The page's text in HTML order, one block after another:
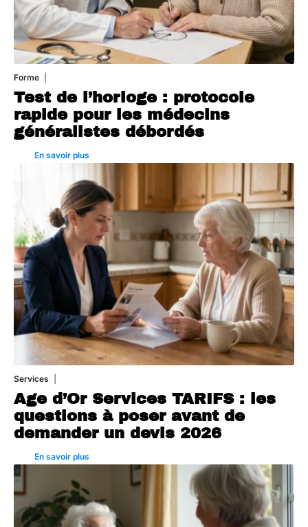
Forme
Test de l’horloge : protocole
rapide pour les médecins
généralistes débordés
En savoir plus
Services
Age d’Or Services TARIFS : les
questions à poser avant de
demander un devis 2026
En savoir plus